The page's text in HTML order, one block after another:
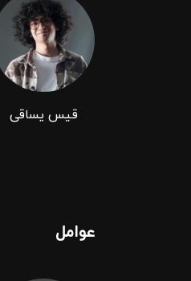
قیس یساقی
عوامل